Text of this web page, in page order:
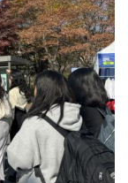
신안군, '가뭄 비상' 농업용수 확보 총력…양식피해 예…